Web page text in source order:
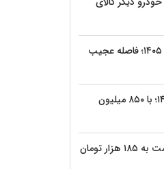
قیمت یخچال فریزر دوقلو امروز ۱۴ مرداد ۱۴۰۵؛ فاصله عجیب
قیمت پژو ۲۰۶ کارکرده امروز ۱۴ مرداد ۱۴۰۵؛ با ۸۵۰ میلیون
قیمت دلار عقب نشست؛ آیا مسیر بازگشت به ۱۸۵ هزار تومان